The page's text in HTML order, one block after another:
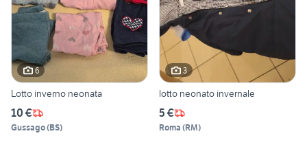
6
Lotto inverno neonata
10 €
Gussago(BS)
3
lotto neonato invernale
5 €
Roma (RM)